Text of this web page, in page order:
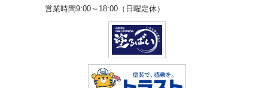
営業時間9:00～18:00（日曜定休）